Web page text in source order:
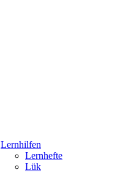
Lernhilfen
Lernhefte
Lük